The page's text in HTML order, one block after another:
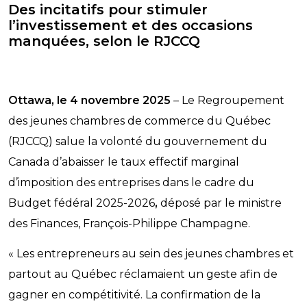
Des incitatifs pour stimuler
l’investissement et des occasions
manquées, selon le RJCCQ
Ottawa, le 4 novembre 2025 – Le Regroupement
des jeunes chambres de commerce du Québec
(RJCCQ) salue la volonté du gouvernement du
Canada d’abaisser le taux effectif marginal
d’imposition des entreprises dans le cadre du
Budget fédéral 2025-2026, déposé par le ministre
des Finances, François-Philippe Champagne.
« Les entrepreneurs au sein des jeunes chambres et
partout au Québec réclamaient un geste afin de
gagner en compétitivité. La confirmation de la